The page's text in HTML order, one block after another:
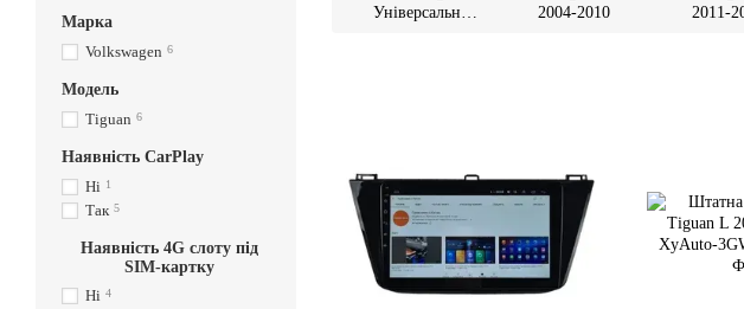
Універсальні
2004-2010
2011-
Марка
Volkswagen 6
Модель
Tiguan 6
Наявність CarPlay
Ні 1
Так 5
Наявність 4G слоту під
SIM-картку
Ні 4